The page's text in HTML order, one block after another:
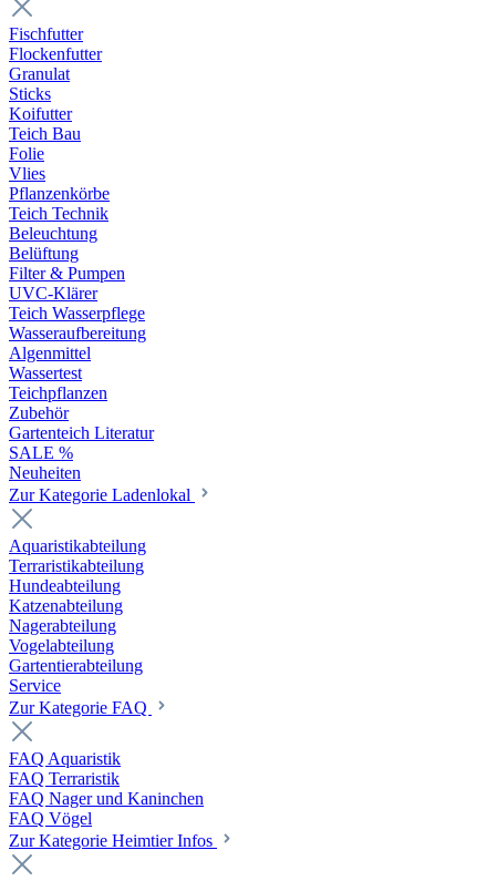
Fischfutter
Flockenfutter
Granulat
Sticks
Koifutter
Teich Bau
Folie
Vlies
Pflanzenkörbe
Teich Technik
Beleuchtung
Belüftung
Filter & Pumpen
UVC-Klärer
Teich Wasserpflege
Wasseraufbereitung
Algenmittel
Wassertest
Teichpflanzen
Zubehör
Gartenteich Literatur
SALE %
Neuheiten
Zur Kategorie Ladenlokal
Aquaristikabteilung
Terraristikabteilung
Hundeabteilung
Katzenabteilung
Nagerabteilung
Vogelabteilung
Gartentierabteilung
Service
Zur Kategorie FAQ
FAQ Aquaristik
FAQ Terraristik
FAQ Nager und Kaninchen
FAQ Vögel
Zur Kategorie Heimtier Infos